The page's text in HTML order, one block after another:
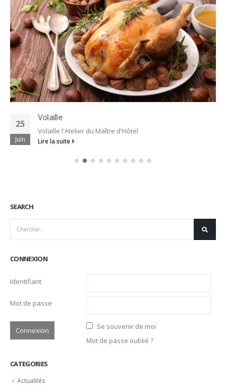
25
Juin
Pomme Poire
Pomme & Poire l'Atelier du Maître d'Hôtel
Lire la suite
SEARCH
CONNEXION
Identifiant
Mot de passe
Se souvenir de moi
Mot de passe oublié ?
CATEGORIES
Actualités